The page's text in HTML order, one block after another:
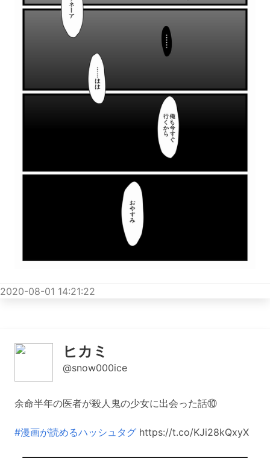
2020-08-01 14:21:22
ヒカミ
@snow000ice
余命半年の医者が殺人鬼の少女に出会った話⑩
#漫画が読めるハッシュタグ https://t.co/KJi28kQxyX